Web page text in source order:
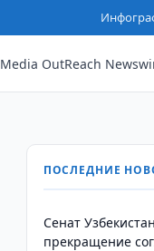
Media OutReach
ПОСЛЕДНИЕ
Сенат
прекращение